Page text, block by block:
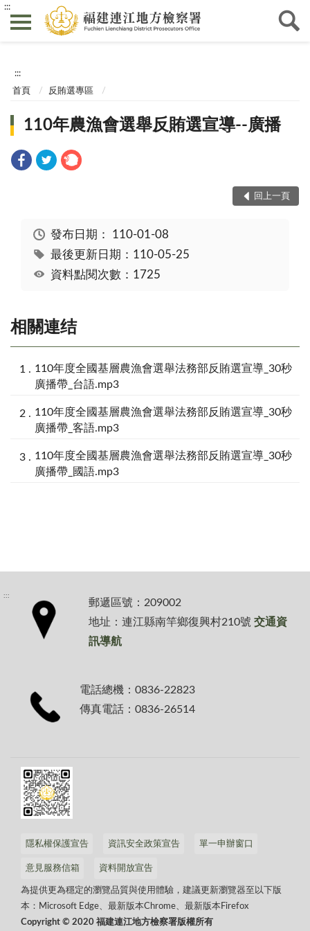
:::
:::
首頁 反賄選專區
110年農漁會選舉反賄選宣導--廣播
回上一頁
發布日期： 110-01-08
最後更新日期：110-05-25
資料點閱次數：1725
相關連结
110年度全國基層農漁會選舉法務部反賄選宣導_30秒
廣播帶_台語.mp3
110年度全國基層農漁會選舉法務部反賄選宣導_30秒
廣播帶_客語.mp3
110年度全國基層農漁會選舉法務部反賄選宣導_30秒
廣播帶_國語.mp3
:::
郵遞區號：209002
地址：連江縣南竿鄉復興村210號 交通資
訊導航
電話總機：0836-22823
傳真電話：0836-26514
隱私權保護宣告 資訊安全政策宣告 單一申辦窗口
意見服務信箱 資料開放宣告
為提供更為穩定的瀏覽品質與使用體驗，建議更新瀏覽器至以下版
本：Microsoft Edge、最新版本Chrome、最新版本Firefox
Copyright © 2020 福建連江地方檢察署版權所有